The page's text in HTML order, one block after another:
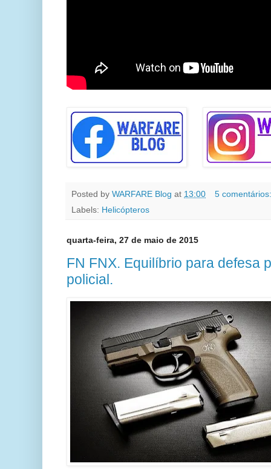
Posted by WARFARE Blog at 13:00
5
Labels: Helicópteros
quarta-feira, 27 de maio de 2015
FN FNX. Equilíbrio para defesa
policial.